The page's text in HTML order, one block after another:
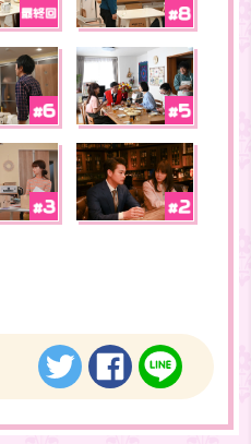
ツイートする
シェアするLINEで